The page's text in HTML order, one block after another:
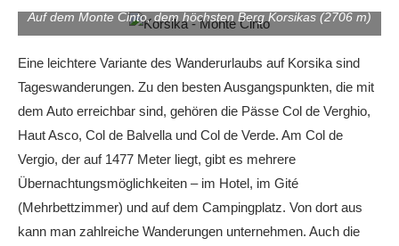
Auf dem Monte Cinto, dem höchsten Berg Korsikas (2706 m)
Eine leichtere Variante des Wanderurlaubs auf Korsika sind
Tageswanderungen. Zu den besten Ausgangspunkten, die mit
dem Auto erreichbar sind, gehören die Pässe Col de Verghio,
Haut Asco, Col de Balvella und Col de Verde. Am Col de
Vergio, der auf 1477 Meter liegt, gibt es mehrere
Übernachtungsmöglichkeiten – im Hotel, im Gité
(Mehrbettzimmer) und auf dem Campingplatz. Von dort aus
kann man zahlreiche Wanderungen unternehmen. Auch die